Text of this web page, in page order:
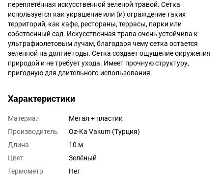
переплетённая искусственной зеленой травой. Сетка
используется как украшение или (и) ограждение таких
территорий, как кафе, рестораны, террасы, парки или
собственный сад. Искусственная трава очень устойчива к
ультрафиолетовым лучам, благодаря чему сетка остается
зеленной на долгие годы. Сетка создает ощущение окружения
природой и не требует ухода. Имеет прочную структуру,
пригодную для длительного использования.
Характеристики
Материал
Метал + пластик
Производитель
Oz-Ka Vakum (Турция)
Длина
10 м
Цвет
Зелёный
Термометр
Нет